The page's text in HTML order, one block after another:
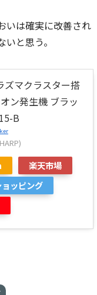
いは確実に改善され
と思う。
ズマクラスター搭
ン発生機 ブラッ
B
楽天市場
ッピング